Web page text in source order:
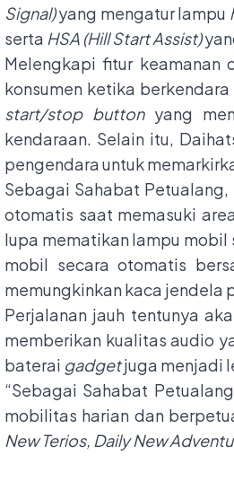
Signal)yang mengatur lampu
serta HSA (Hill Start Assist)
Melengkapi fitur keamanan
konsumen ketika
start/stop buttonyang
kendaraan. Selain itu,
pengendara untuk
Sebagai Sahabat
otomatis saat memasuki
lupa mematikan lampu mobil
mobil secara otomatis
memungkinkan kaca jendela
Perjalanan jauh tentunya
memberikan kualitas audio
baterai gadgetjuga menjadi
“Sebagai Sahabat
mobilitas harian dan
New Terios, Daily New